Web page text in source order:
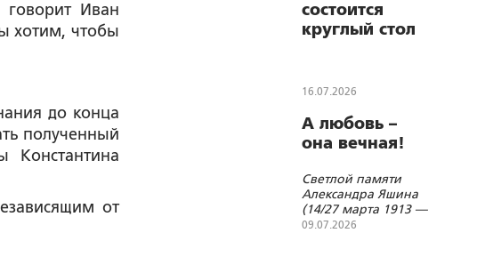
Иван
хотим, чтобы
до конца
полученный
Константина
от
состоится
круглый стол
Валентин
народного
единства»
16.07.2026
А любовь –
она вечная!
Светлой памяти
Александра Яшина
(14/27 марта 1913 —
11 июля 1968)
09.07.2026